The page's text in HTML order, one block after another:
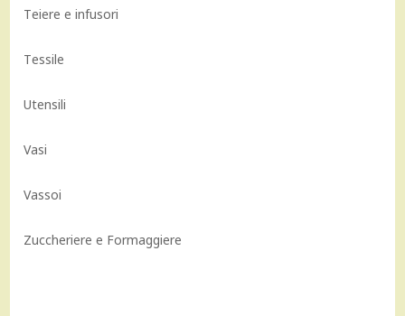
Teiere e infusori
Tessile
Utensili
Vasi
Vassoi
Zuccheriere e Formaggiere